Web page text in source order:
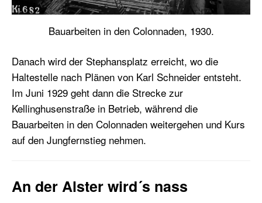
Bauarbeiten in den Colonnaden, 1930.
Danach wird der Stephansplatz erreicht, wo die
Haltestelle nach Plänen von Karl Schneider entsteht.
Im Juni 1929 geht dann die Strecke zur
Kellinghusenstraße in Betrieb, während die
Bauarbeiten in den Colonnaden weitergehen und Kurs
auf den Jungfernstieg nehmen.
An der Alster wird´s nass